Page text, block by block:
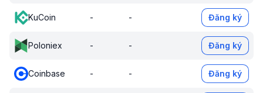
KuCoin - - Đăng ký
Poloniex - - Đăng ký
Coinbase - - Đăng ký